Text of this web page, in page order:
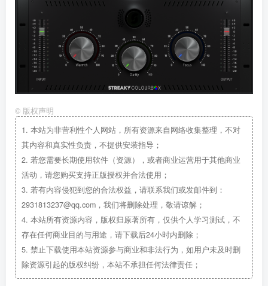
© 版权声明
1. 本站为非营利性个人网站，所有资源来自网络收集整理，不对
其内容和真实性负责，不提供安装指导；
2. 若您需要长期使用软件（资源），或者商业运营用于其他商业
活动，请您购买支持正版授权并合法使用；
3. 若有内容侵犯到您的合法权益，请联系我们或发邮件到：
2931813237@qq.com，我们将删除处理，敬请谅解；
4. 本站所有资源内容，版权归原著所有，仅供个人学习测试，不
存在任何商业目的与用途，请下载后24小时内删除；
5. 禁止下载使用本站资源参与商业和非法行为，如用户未及时删
除资源引起的版权纠纷，本站不承担任何法律责任；